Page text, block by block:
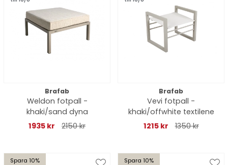
Brafab
Weldon fotpall -
khaki/sand dyna
1935 kr
2150 kr
Brafab
Vevi fotpall -
khaki/offwhite textilene
1215 kr
1350 kr
Spara 10% Spara 10%